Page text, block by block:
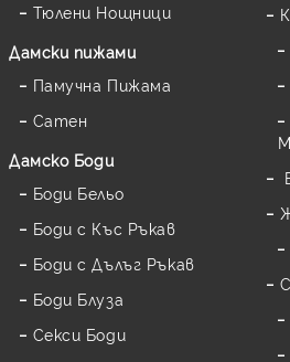
Тюлени Нощници
Дамски пижами
Памучна Пижама
Сатен
Дамскo Боди
Боди Бельо
Боди с Къс Ръкав
Боди с Дълъг Ръкав
Боди Блуза
Секси Боди